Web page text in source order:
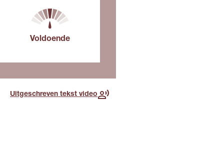
Voldoende
Voor deze opleiding, in dit
Lees meer over de
Uitgeschreven tekst video